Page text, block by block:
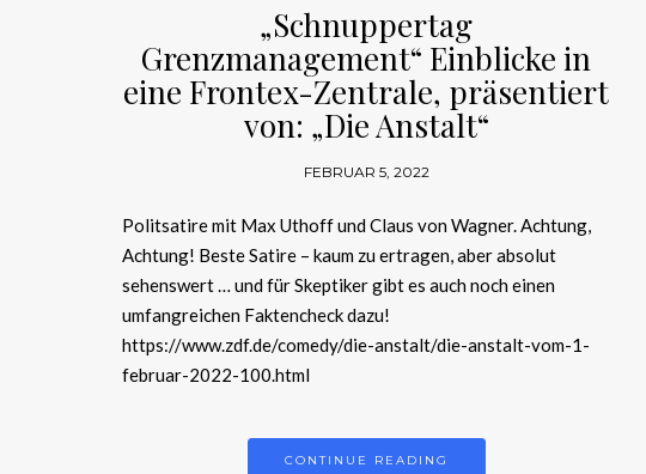
„Schnuppertag
Grenzmanagement“ Einblicke in
eine Frontex-Zentrale, präsentiert
von: „Die Anstalt“
FEBRUAR 5, 2022
Politsatire mit Max Uthoff und Claus von Wagner. Achtung,
Achtung! Beste Satire – kaum zu ertragen, aber absolut
sehenswert … und für Skeptiker gibt es auch noch einen
umfangreichen Faktencheck dazu!
https://www.zdf.de/comedy/die-anstalt/die-anstalt-vom-1-
februar-2022-100.html
CONTINUE READING